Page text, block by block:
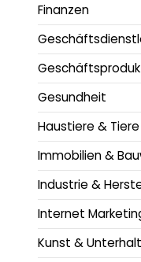
Finanzen
Gesundheit
Haustiere & Tiere
Immobilien &
Industrie &
Internet
Kunst &